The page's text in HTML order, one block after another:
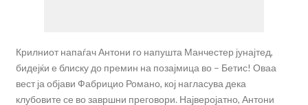
Крилниот напаѓач Антони го напушта Манчестер јунајтед,
бидејќи е блиску до премин на позајмица во – Бетис! Оваа
вест ја објави Фабрицио Романо, кој нагласува дека
клубовите се во завршни преговори. Најверојатно, Антони